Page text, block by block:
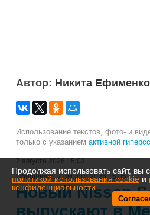
Автор: Никита
Использование текстов, фото- и
только с указанием активной
7 августа 2026 15:03
Обновлено:7 августа 2026 15:05
Новый Nissan
выпускают в
Продолжая использовать сайт, вы
политикой использования cookie и
конфиденциальности.